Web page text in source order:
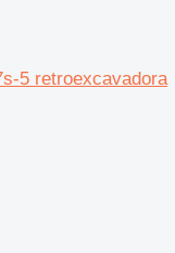
5 retroexcavadora